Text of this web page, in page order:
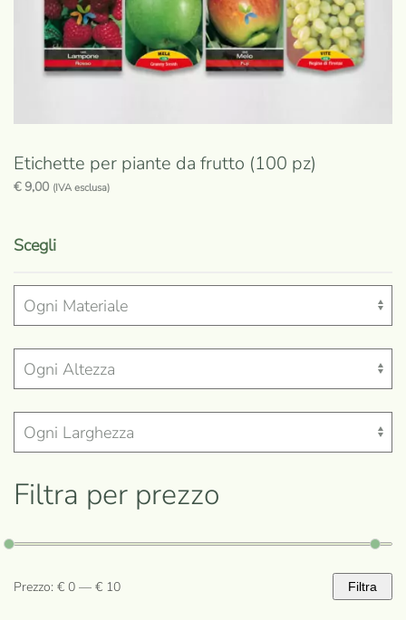
Etichette per piante da frutto (100 pz)
€9,00 (IVA esclusa)
Scegliprodotto
più
varianti.
Le
opzioni
possono
essere
scelte
pagina
prodotto
Filtra per prezzo
Prezzo
Prezzo
Filtra
Prezzo: € 0 — € 10